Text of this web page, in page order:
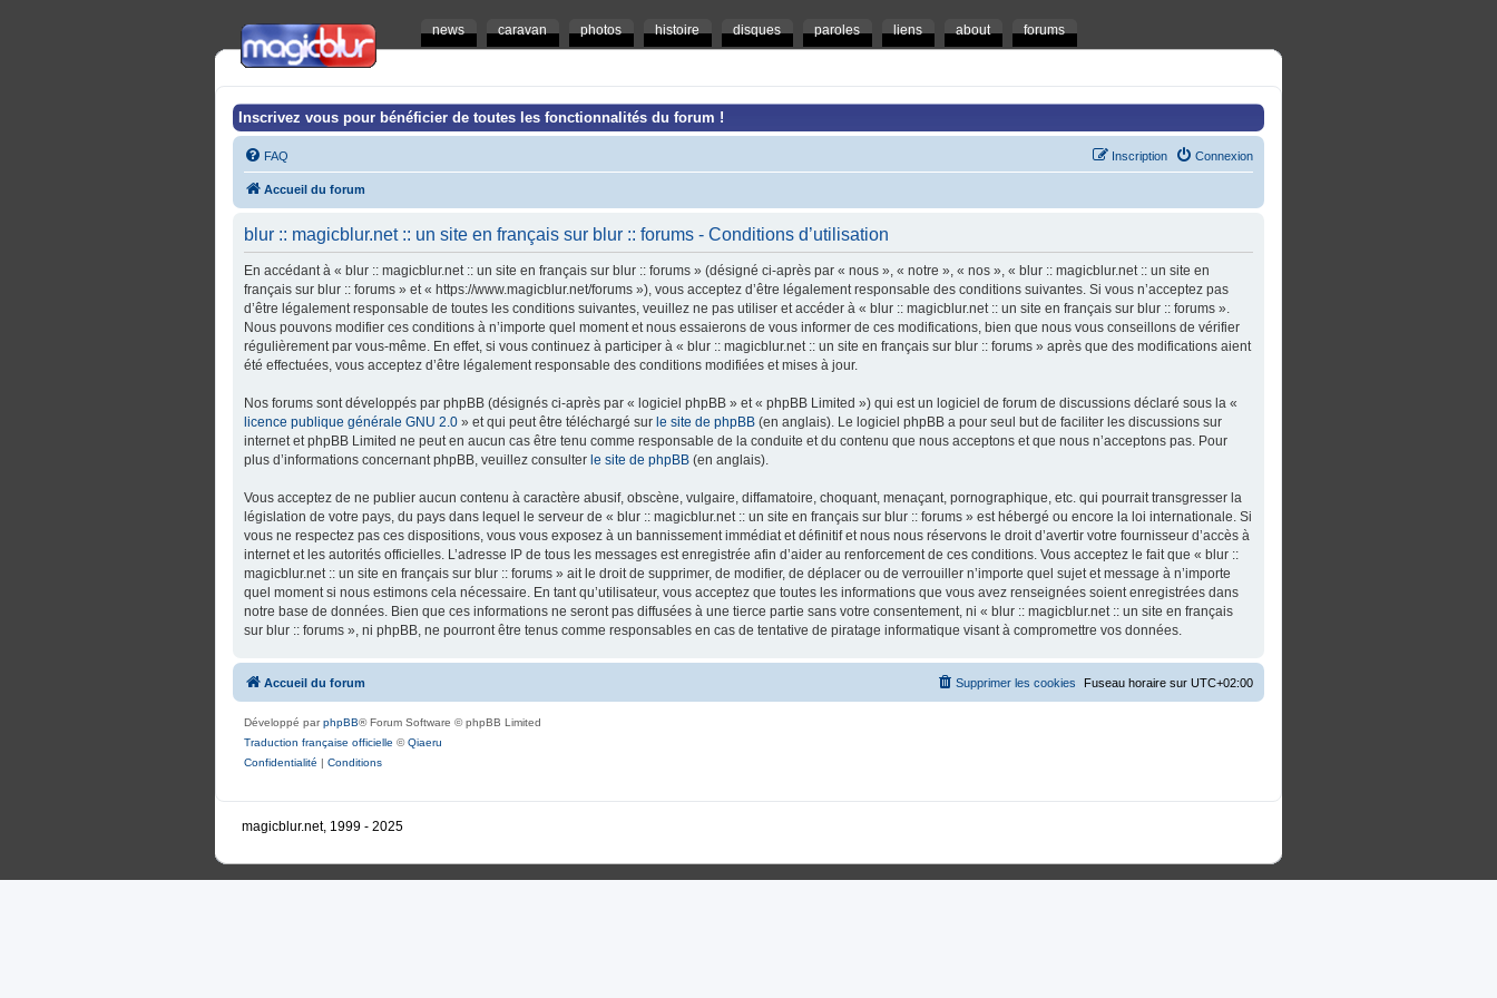
news caravan photos histoire disques paroles liens about forums
Inscrivez vous pour bénéficier de toutes les fonctionnalités du forum !
FAQ Connexion
Inscription
Accueil du forum
blur :: magicblur.net :: un site en français sur blur :: forums - Conditions d’utilisation
En accédant à « blur :: magicblur.net :: un site en français sur blur :: forums » (désigné ci-après par « nous », « notre », « nos », « blur :: magicblur.net :: un site en
français sur blur :: forums » et « https://www.magicblur.net/forums »), vous acceptez d’être légalement responsable des conditions suivantes. Si vous n’acceptez pas
d’être légalement responsable de toutes les conditions suivantes, veuillez ne pas utiliser et accéder à « blur :: magicblur.net :: un site en français sur blur :: forums ».
Nous pouvons modifier ces conditions à n’importe quel moment et nous essaierons de vous informer de ces modifications, bien que nous vous conseillons de vérifier
régulièrement par vous-même. En effet, si vous continuez à participer à « blur :: magicblur.net :: un site en français sur blur :: forums » après que des modifications aient
été effectuées, vous acceptez d’être légalement responsable des conditions modifiées et mises à jour.
Nos forums sont développés par phpBB (désignés ci-après par « logiciel phpBB » et « phpBB Limited ») qui est un logiciel de forum de discussions déclaré sous la «
licence publique générale GNU 2.0 » et qui peut être téléchargé sur le site de phpBB (en anglais). Le logiciel phpBB a pour seul but de faciliter les discussions sur
internet et phpBB Limited ne peut en aucun cas être tenu comme responsable de la conduite et du contenu que nous acceptons et que nous n’acceptons pas. Pour
plus d’informations concernant phpBB, veuillez consulter le site de phpBB (en anglais).
Vous acceptez de ne publier aucun contenu à caractère abusif, obscène, vulgaire, diffamatoire, choquant, menaçant, pornographique, etc. qui pourrait transgresser la
législation de votre pays, du pays dans lequel le serveur de « blur :: magicblur.net :: un site en français sur blur :: forums » est hébergé ou encore la loi internationale. Si
vous ne respectez pas ces dispositions, vous vous exposez à un bannissement immédiat et définitif et nous nous réservons le droit d’avertir votre fournisseur d’accès à
internet et les autorités officielles. L’adresse IP de tous les messages est enregistrée afin d’aider au renforcement de ces conditions. Vous acceptez le fait que « blur ::
magicblur.net :: un site en français sur blur :: forums » ait le droit de supprimer, de modifier, de déplacer ou de verrouiller n’importe quel sujet et message à n’importe
quel moment si nous estimons cela nécessaire. En tant qu’utilisateur, vous acceptez que toutes les informations que vous avez renseignées soient enregistrées dans
notre base de données. Bien que ces informations ne seront pas diffusées à une tierce partie sans votre consentement, ni « blur :: magicblur.net :: un site en français
sur blur :: forums », ni phpBB, ne pourront être tenus comme responsables en cas de tentative de piratage informatique visant à compromettre vos données.
Accueil du forum Fuseau horaire sur UTC+02:00
Supprimer les cookies
Développé parphpBB® Forum Software © phpBB Limited
Traduction française officielle ©Qiaeru
Confidentialité | Conditions
magicblur.net, 1999 - 2025